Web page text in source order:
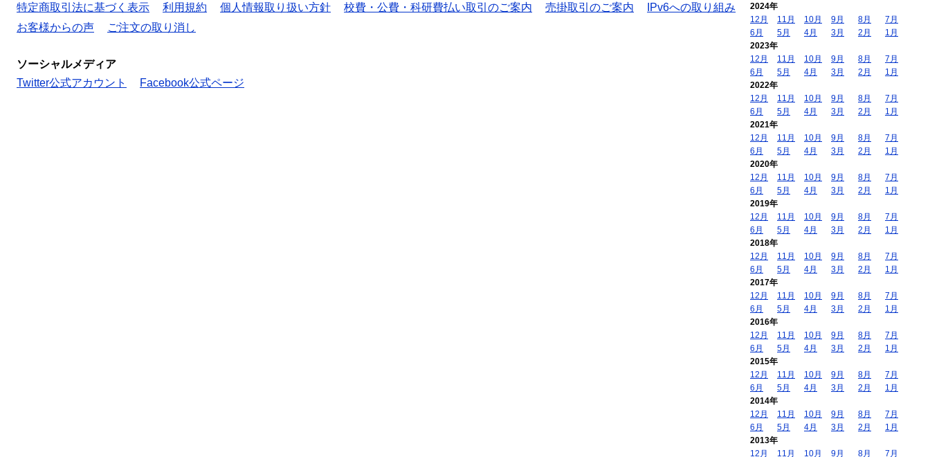
特定商取引法に基づく表示
利用規約 個人情報取り扱い方針 校費・公費・科研費払い取引のご案内 売掛取引のご案内
IPv6への取り組み
お客様からの声
ご注文の取り消し
ソーシャルメディア
Twitter公式アカウント
Facebook公式ページ
2024年
12月
11月 10月 9月 8月
7月
6月
5月 4月 3月 2月
1月
2023年
12月
11月 10月 9月 8月
7月
6月
5月 4月 3月 2月
1月
2022年
12月
11月 10月 9月 8月
7月
6月
5月 4月 3月 2月
1月
2021年
12月
11月 10月 9月 8月
7月
6月
5月 4月 3月 2月
1月
2020年
12月
11月 10月 9月 8月
7月
6月
5月 4月 3月 2月
1月
2019年
12月
11月 10月 9月 8月
7月
6月
5月 4月 3月 2月
1月
2018年
12月
11月 10月 9月 8月
7月
6月
5月 4月 3月 2月
1月
2017年
12月
11月 10月 9月 8月
7月
6月
5月 4月 3月 2月
1月
2016年
12月
11月 10月 9月 8月
7月
6月
5月 4月 3月 2月
1月
2015年
12月
11月 10月 9月 8月
7月
6月
5月 4月 3月 2月
1月
2014年
12月
11月 10月 9月 8月
7月
6月
5月 4月 3月 2月
1月
2013年
12月
11月 10月 9月 8月 7月